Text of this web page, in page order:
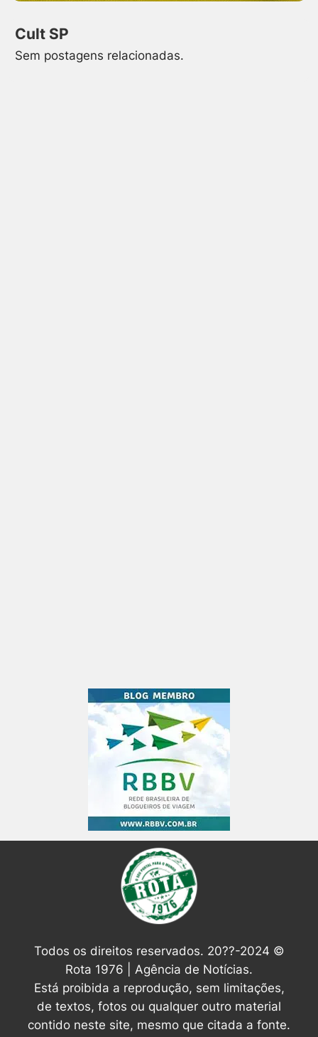
Cult SP
Sem postagens relacionadas.
Todos os direitos reservados. 20??-2024 ©
Rota 1976 | Agência de Notícias.
Está proibida a reprodução, sem limitações,
de textos, fotos ou qualquer outro material
contido neste site, mesmo que citada a fonte.